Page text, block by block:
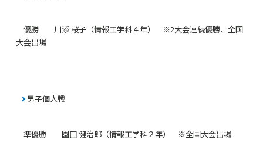
優勝 川添 桜子（情報工学科４年） ※2大会連続優勝、全国
大会出場
男子個人戦
準優勝 園田 健治郎（情報工学科２年） ※全国大会出場